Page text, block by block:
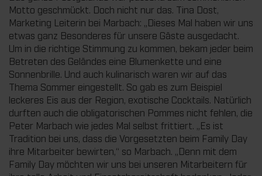
Motto geschmückt. Doch nicht nur das. Tina Dost,
Marketing Leiterin bei Marbach: „Dieses Mal haben wir uns
etwas ganz Besonderes für unsere Gäste ausgedacht.
Um in die richtige Stimmung zu kommen, bekam jeder beim
Betreten des Geländes eine Blumenkette und eine
Sonnenbrille. Und auch kulinarisch waren wir auf das
Thema Sommer eingestellt. So gab es zum Beispiel
leckeres Eis aus der Region, exotische Cocktails. Natürlich
durften auch die obligatorischen Pommes nicht fehlen, die
Peter Marbach wie jedes Mal selbst frittiert. „Es ist
Tradition bei uns, dass die Vorgesetzten beim Family Day
ihre Mitarbeiter bewirten,“ so Marbach. „Denn mit dem
Family Day möchten wir uns bei unseren Mitarbeitern für